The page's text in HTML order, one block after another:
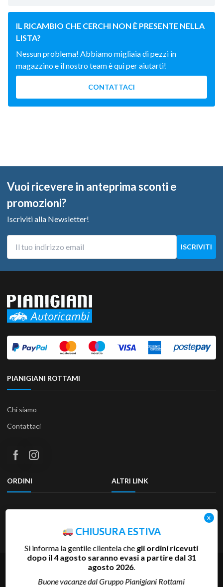
IL RICAMBIO CHE CERCHI NON È PRESENTE NELLA
LISTA?
Nessun problema! Abbiamo migliaia di pezzi in
magazzino e il nostro team è qui per aiutarti!
CONTATTACI
Vuoi ricevere in anteprima sconti e
promozioni?
Iscriviti alla Newsletter!
PIANIGIANI ROTTAMI
Chi siamo
Contattaci
ORDINI
Termini e condizioni
ALTRI LINK
Privacy Policy
Accessibilità
Copyright 2025 Pianigiani Rottami Srl | P.Iva 00655510527 | REA
SI-81793 | Cap.Soc. 600.000 €
CHIUSURA ESTIVA
Si informa la gentile clientela chegli ordini ricevuti
dopo il 4 agosto saranno evasi a partire dal 31
agosto 2026.
Buone vacanze dal Gruppo Pianigiani Rottami